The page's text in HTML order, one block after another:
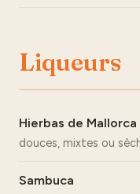
Liqueurs
Hierbas de Mallorca
douces, mixtes ou
Sambuca